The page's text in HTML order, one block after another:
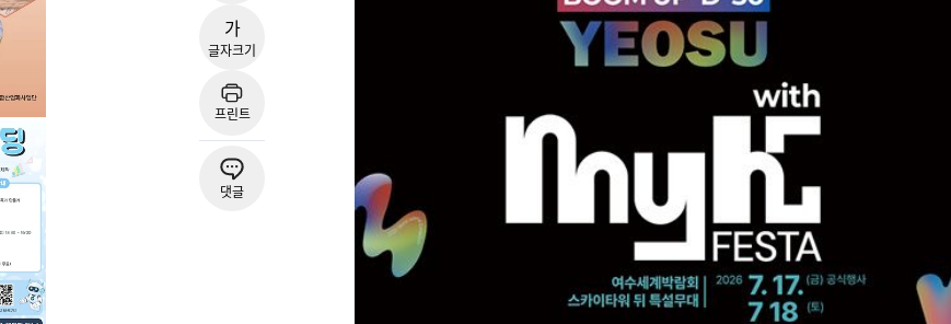
가
글자크기
프린트
댓글